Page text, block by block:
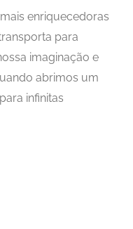
enriquecedoras
para
imaginação e
abrimos um
infinitas